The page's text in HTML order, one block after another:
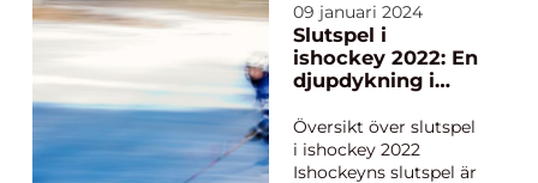
09 januari 2024
Slutspel i
ishockey 2022: En
djupdykning i
spännande
stunder
Översikt över slutspel
i ishockey 2022
Ishockeyns slutspel är